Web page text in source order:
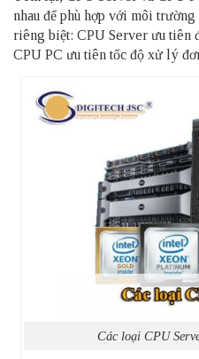
nhau để phù hợp với môi
riêng biệt: CPU Server ưu tiên
CPU PC ưu tiên tốc độ xử lý
Các loại CPU